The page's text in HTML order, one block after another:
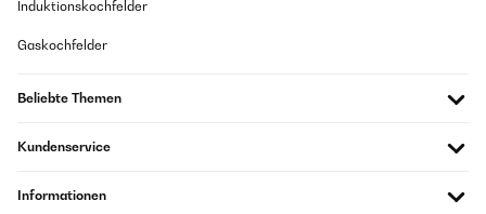
Induktionskochfelder
Gaskochfelder
Beliebte Themen
Kundenservice
Informationen